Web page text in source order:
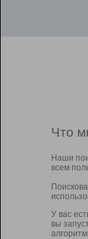
Что
Наши
всем
У вас
вы